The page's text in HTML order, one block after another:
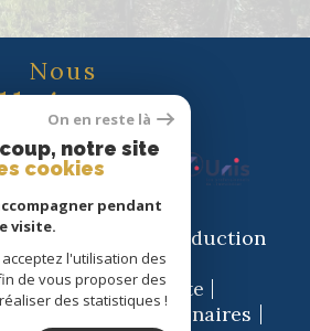
Nous
droits réservés | Traduction
by Google |
Plan du site
Admin
Partenaires
On en reste là
notre site
cookies
pendant
visite.
l'utilisation des
de vous proposer des
des statistiques !